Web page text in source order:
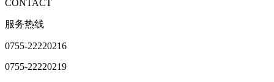
CONTACT
服务热线
0755-22220216
0755-22220219